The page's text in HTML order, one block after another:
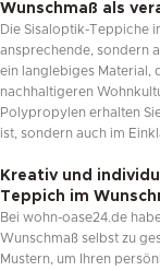
Wunschmaß als
Die Sisaloptik-Teppiche
ansprechende, sondern
ein langlebiges Material,
nachhaltigeren
Polypropylen erhalten
ist, sondern auch im
Kreativ und
Teppich im
Bei wohn-oase24.de
Wunschmaß selbst zu
Mustern, um Ihren